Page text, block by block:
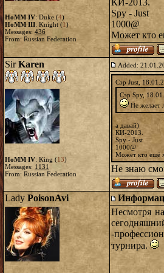
HoMM IV: Duke (4)
HoMM III: Knight (1)
Messages: 436
From: Russian Federation
КИ-2013.
Spy - Just
1000@
Может кто
SirKaren
HoMM IV: King (13)
Messages: 1131
From: Russian Federation
Added:
Сэр Just,
Сэр Spy,
Не желает
а давай)
КИ-2013.
Spy - Just
1000@
Может кто ещё
Не знаю
Lady PoisonAvi
Несмотря
-
турнира.